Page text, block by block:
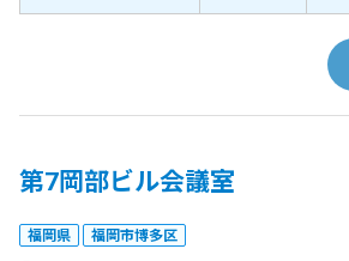
第7岡部ビル会議室
福岡県 福岡市博多区